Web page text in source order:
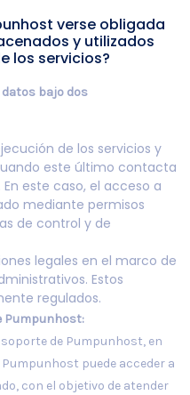
verse obligada
y utilizados
los servicios?
bajo dos
de los servicios y
este último contacta
este caso, el acceso a
mediante permisos
de control y de
legales en el marco de
Estos
regulados.
Pumpunhost:
de Pumpunhost, en
puede acceder a
con el objetivo de atender